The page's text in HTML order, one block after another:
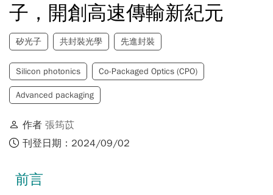
子，開創高速傳輸新紀元
矽光子 共封裝光學 先進封裝
Silicon photonics Co-Packaged Optics (CPO)
Advanced packaging
作者 張筠苡
刊登日期：2024/09/02
前言